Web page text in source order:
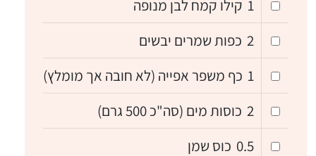
1 קילו קמח לבן מנופה
2 כפות שמרים יבשים
1 כף משפר אפייה (לא חובה אך מומלץ)
2 כוסות מים (סה"כ 500 גרם)
0.5 כוס שמן